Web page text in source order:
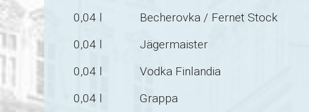
0,04 l
Becherovka / Fernet Stock
0,04 l
Jägermaister
0,04 l
Vodka Finlandia
0,04 l
Grappa